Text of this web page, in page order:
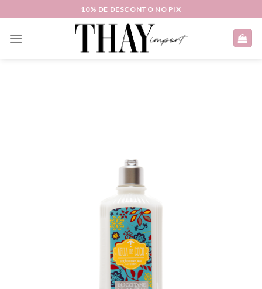
to
content
10% DE DESCONTO NO PIX